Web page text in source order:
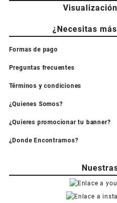
¿Necesitas
Formas de pago
Preguntas frecuentes
Términos y condiciones
¿Quienes Somos?
¿Quieres promocionar tu banner?
¿Donde Encontrarnos?